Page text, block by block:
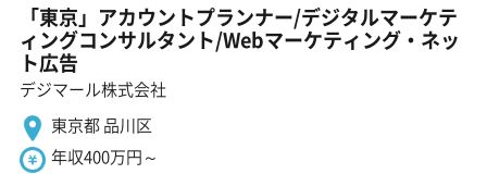
「東京」アカウントプランナー/デジタルマーケテ
ィングコンサルタント/Webマーケティング・ネッ
ト広告
デジマール株式会社
東京都 品川区
年収400万円～